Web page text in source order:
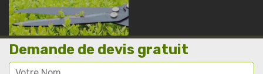
Demande de devis gratuit